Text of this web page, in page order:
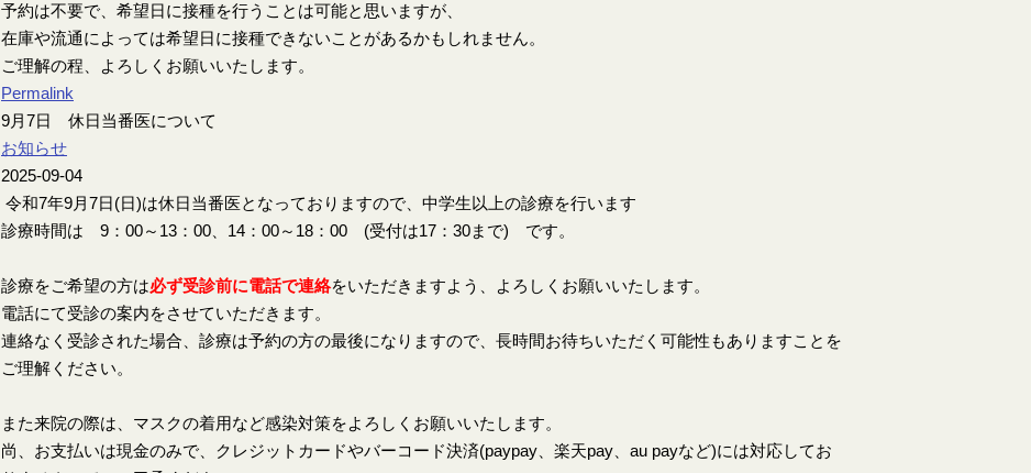
予約は不要で、希望日に接種を行うことは可能と思いますが、
在庫や流通によっては希望日に接種できないことがあるかもしれません。
ご理解の程、よろしくお願いいたします。
Permalink
9月7日 休日当番医について
お知らせ
2025-09-04
令和7年9月7日(日)は休日当番医となっておりますので、中学生以上の診療を行います
診療時間は 9：00～13：00、14：00～18：00 (受付は17：30まで) です。
診療をご希望の方は必ず受診前に電話で連絡をいただきますよう、よろしくお願いいたします。
電話にて受診の案内をさせていただきます。
連絡なく受診された場合、診療は予約の方の最後になりますので、長時間お待ちいただく可能性もありますことを
ご理解ください。
また来院の際は、マスクの着用など感染対策をよろしくお願いいたします。
尚、お支払いは現金のみで、クレジットカードやバーコード決済(paypay、楽天pay、au payなど)には対応してお